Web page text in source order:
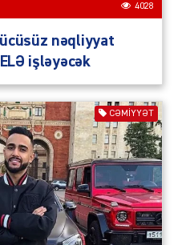
4028
nəqliyyat
işləyəcək
CƏMIYYƏT